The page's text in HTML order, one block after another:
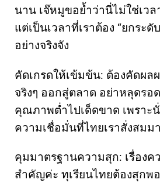
นาน เจ๊หมูขอย้ำว่านี่ไม่ใช่เว
แต่เป็นเวลาที่เราต้อง “ยกระ
อย่างจริงจัง
คัดเกรดให้เข้มข้น: ต้องคัดผ
จริงๆ ออกสู่ตลาด อย่าหลุดรอ
คุณภาพต่ำไปเด็ดขาด เพราะ
ความเชื่อมั่นที่ไทยเราสั่งสมม
คุมมาตรฐานความสุก: เรื่องค
สำคัญค่ะ ทุเรียนไทยต้องสุกพ